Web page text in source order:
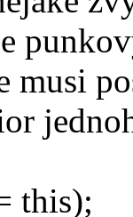
musi
this);